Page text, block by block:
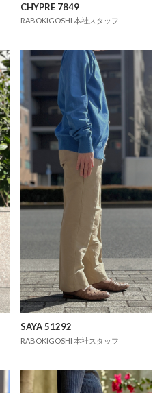
CHYPRE 7849
RABOKIGOSHI 本社スタッフ
SAYA 51292
RABOKIGOSHI 本社スタッフ